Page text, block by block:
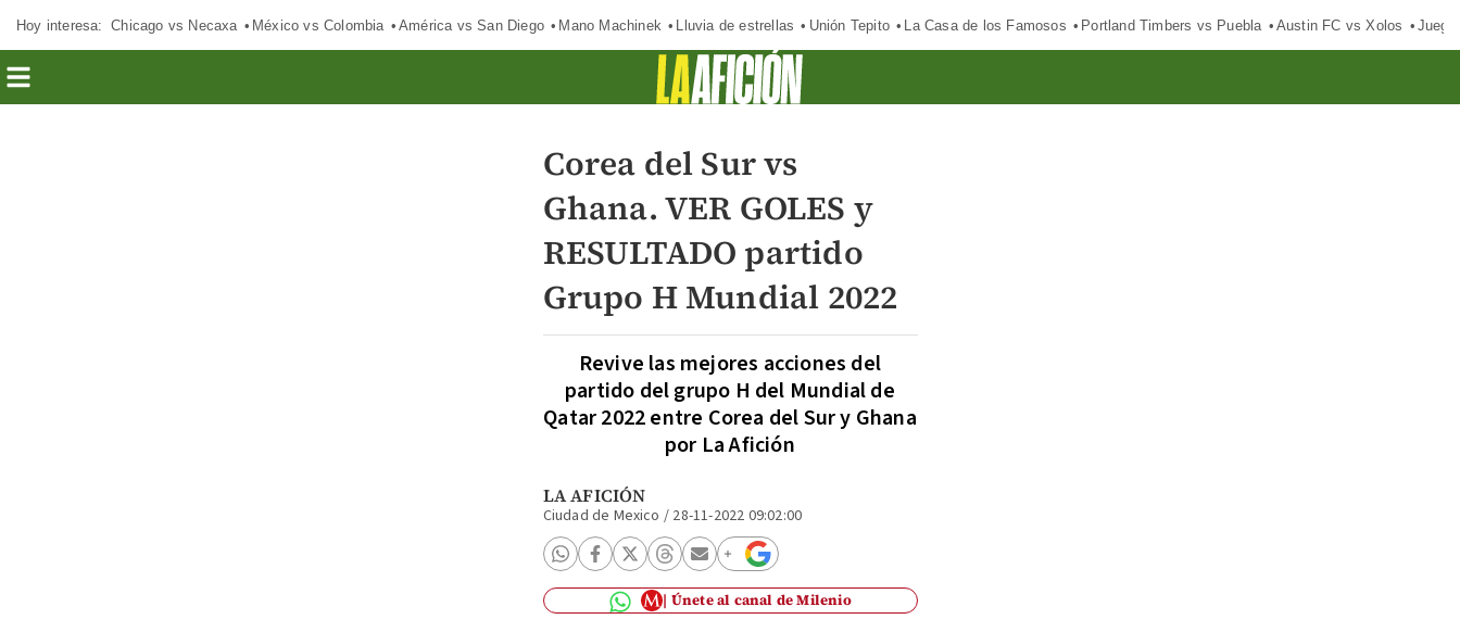
Hoy interesa: Chicago vs Necaxa México vs Colombia América vs San Diego Mano Machinek Lluvia de estrellas Unión Tepito La Casa de los Famosos Portland Timbers vs Puebla Austin FC vs Xolos
Corea del Sur vs
Ghana. VER GOLES y
RESULTADO partido
Grupo H Mundial 2022
Revive las mejores acciones del
partido del grupo H del Mundial de
Qatar 2022 entre Corea del Sur y Ghana
por La Afición
LA AFICIÓN
Ciudad de Mexico / 28-11-2022 09:02:00
Únete al canal de Milenio